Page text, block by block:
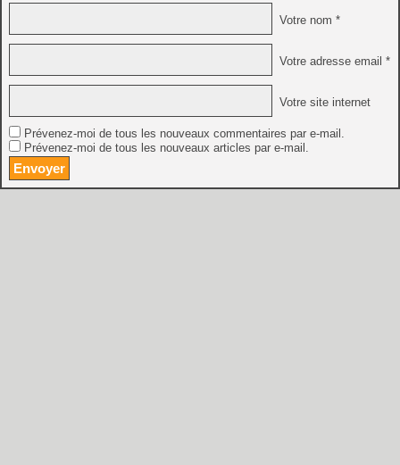
Votre nom *
Votre adresse email *
Votre site internet
Prévenez-moi de tous les nouveaux commentaires par e-mail.
Prévenez-moi de tous les nouveaux articles par e-mail.